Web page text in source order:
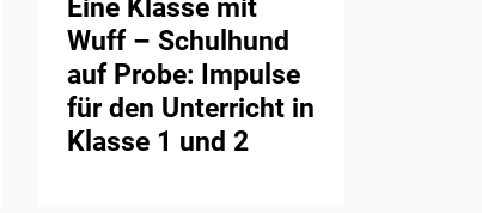
Eine Klasse mit
Wuff – Schulhund
auf Probe: Impulse
für den Unterricht in
Klasse 1 und 2